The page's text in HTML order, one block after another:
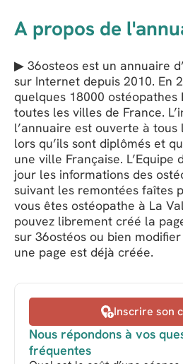
A propos de
▶ 36osteos est un annuaire
sur Internet depuis 2010. En
quelques 18000 ostéopathes
toutes les villes de France.
l’annuaire est ouverte à tous
lors qu’ils sont diplômés et
une ville Française. L’Equipe
jour les informations des
suivant les remontées faîtes
vous êtes ostéopathe à La
pouvez librement créé la
sur 36ostéos ou bien
une page est déjà créée.
Inscrire son
Nous répondons à vos
fréquentes